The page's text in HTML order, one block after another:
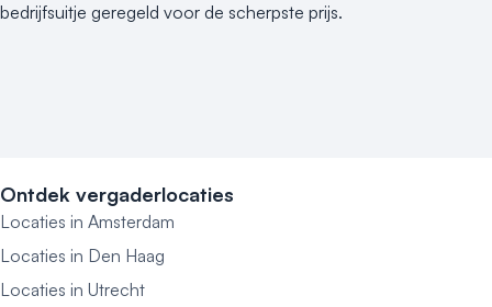
bedrijfsuitje geregeld voor de scherpste prijs.
Ontdek vergaderlocaties
Locaties in Amsterdam
Locaties in Den Haag
Locaties in Utrecht